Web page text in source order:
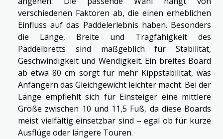
verschiedenen Faktoren ab, die einen erheblichen
Einfluss auf das Paddelerlebnis haben. Besonders
die Länge, Breite und Tragfähigkeit des
Paddelbretts sind maßgeblich für Stabilität,
Geschwindigkeit und Wendigkeit. Ein breites Board
ab etwa 80 cm sorgt für mehr Kippstabilität, was
Anfängern das Gleichgewicht leichter macht. Bei der
Länge empfiehlt sich für Einsteiger eine mittlere
Größe zwischen 10 und 11,5 Fuß, da diese Boards
meist vielfältig einsetzbar sind – egal ob für kurze
Ausflüge oder längere Touren.